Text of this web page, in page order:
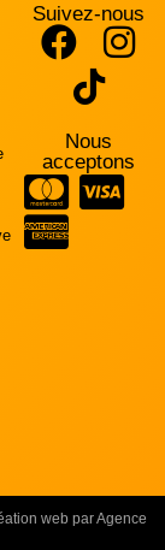
Suivez-nous
Nous
acceptons
web par Agence